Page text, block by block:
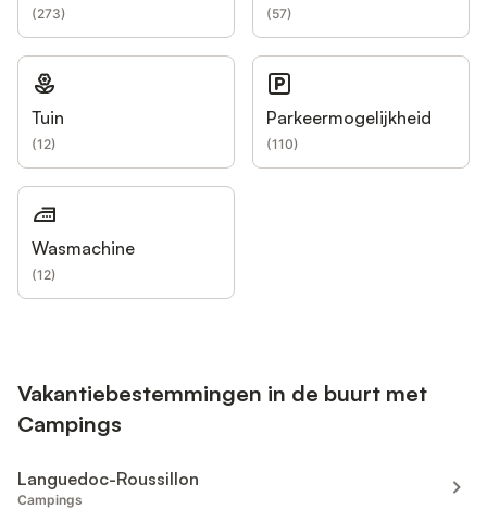
(273) (57)
Tuin
(12)
Parkeermogelijkheid
(110)
Wasmachine
(12)
Vakantiebestemmingen in de buurt met
Campings
Languedoc-Roussillon
Campings